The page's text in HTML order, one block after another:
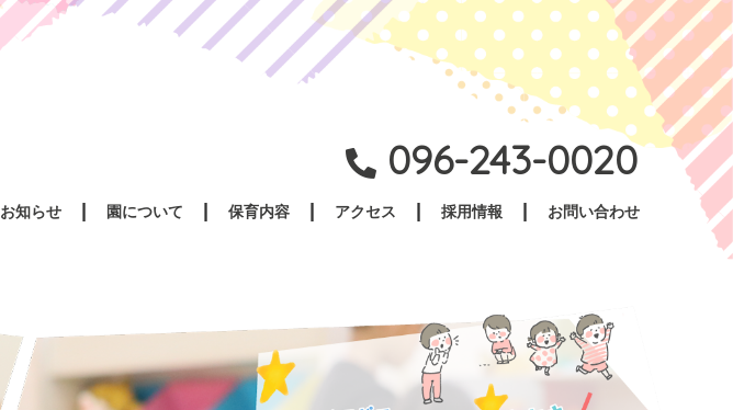
096-243-0020
お知らせ 園について 保育内容 アクセス 採用情報 お問い合わせ